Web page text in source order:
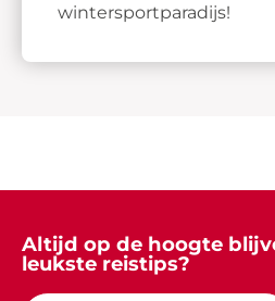
wintersportparadijs!
Altijd op de hoogte
leukste reistips?